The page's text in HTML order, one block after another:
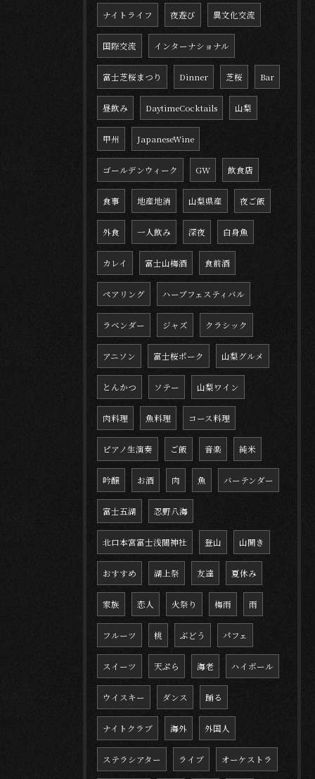
ナイトライフ 夜遊び 異文化交流
国際交流 インターナショナル
富士芝桜まつり Dinner 芝桜 Bar
昼飲み DaytimeCocktails 山梨
甲州 JapaneseWine
ゴールデンウィーク GW 飲食店
食事 地産地消 山梨県産 夜ご飯
外食 一人飲み 深夜 白身魚
カレイ 富士山梅酒 食前酒
ペアリング ハーブフェスティバル
ラベンダー ジャズ クラシック
アニソン 富士桜ポーク 山梨グルメ
とんかつ ソテー 山梨ワイン
肉料理 魚料理 コース料理
ピアノ生演奏 ご飯 音楽 純米
吟醸 お酒 肉 魚 バーテンダー
富士五湖 忍野八海
北口本宮富士浅間神社 登山 山開き
おすすめ 湖上祭 友達 夏休み
家族 恋人 火祭り 梅雨 雨
フルーツ 桃 ぶどう パフェ
スイーツ 天ぷら 海老 ハイボール
ウイスキー ダンス 踊る
ナイトクラブ 海外 外国人
ステラシアター ライブ オーケストラ